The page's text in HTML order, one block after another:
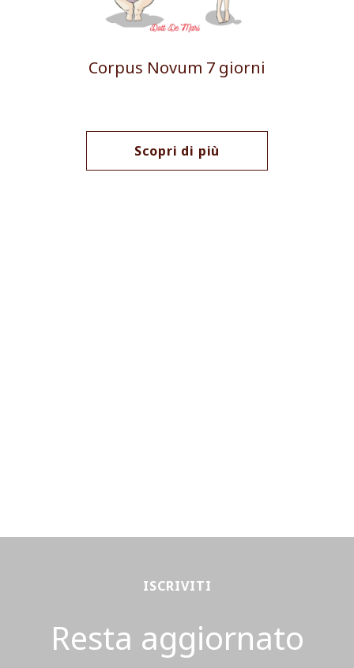
Corpus Novum 7 giorni
Scopri di più
ISCRIVITI
Resta aggiornato